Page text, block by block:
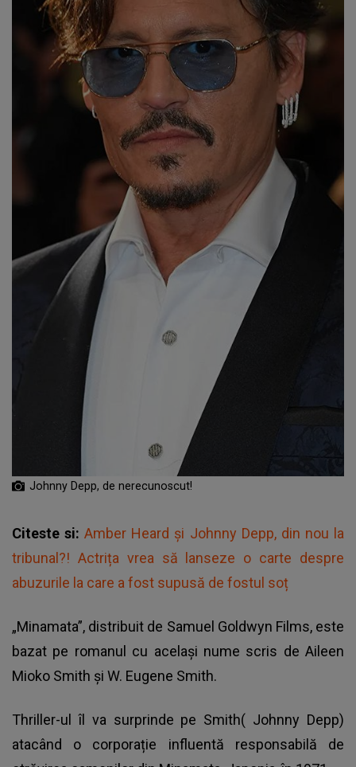
Johnny Depp, de nerecunoscut!
Citeste si:Amber Heard și Johnny Depp, din nou la
tribunal?! Actrița vrea să lanseze o carte despre
abuzurile la care a fost supusă de fostul soț
„Minamata”, distribuit de Samuel Goldwyn Films, este
bazat pe romanul cu același nume scris de Aileen
Mioko Smith și W. Eugene Smith.
Thriller-ul îl va surprinde pe Smith( Johnny Depp)
atacând o corporație influentă responsabilă de